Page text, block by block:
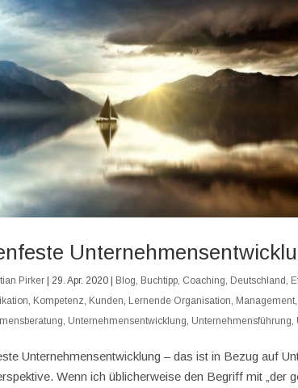
Pirker 29. Apr. 2020 Blog, Buchtipp, Coaching, Deutschland ,
, Kompetenz, Kunden, Lernende Organisation, Management,
, Unternehmensentwicklung, Unternehmensführung,
Unternehmensentwicklung – das ist in Bezug auf
Wenn ich üblicherweise den Begriff mit „der